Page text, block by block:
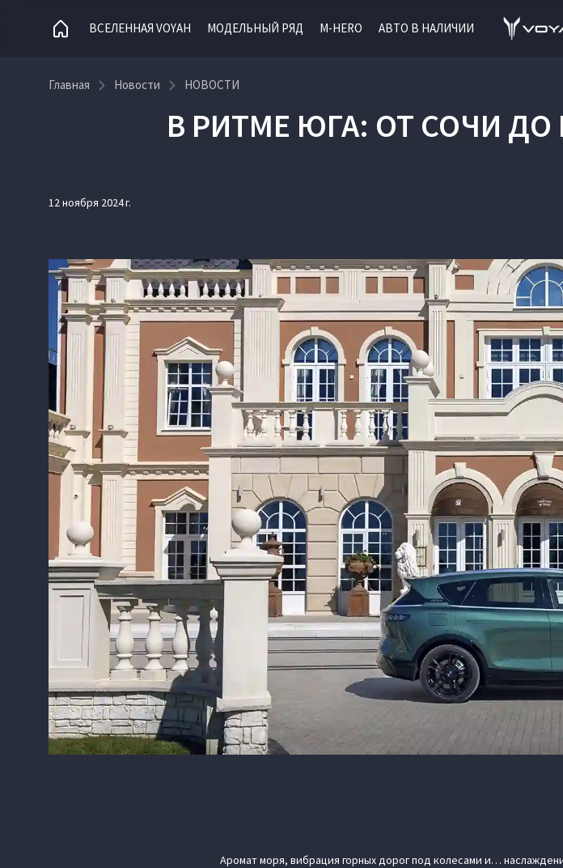
ВСЕЛЕННАЯ VOYAH МОДЕЛЬНЫЙ РЯД M-HERO АВТО В НАЛИЧИИ
Главная Новости НОВОСТИ
В РИТМЕ ЮГА: ОТ СОЧИ ДО
12 ноября 2024 г.
Аромат моря, вибрация горных дорог под колесами и…